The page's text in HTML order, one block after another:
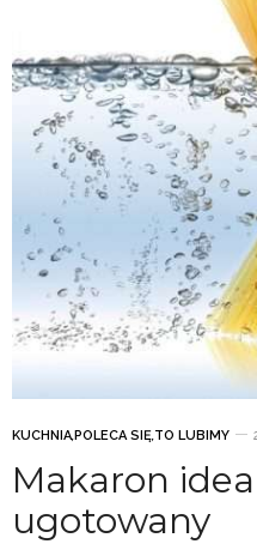
KUCHNIA,POLECA SIĘ,TO LUBIMY
Makaron
ugotowany